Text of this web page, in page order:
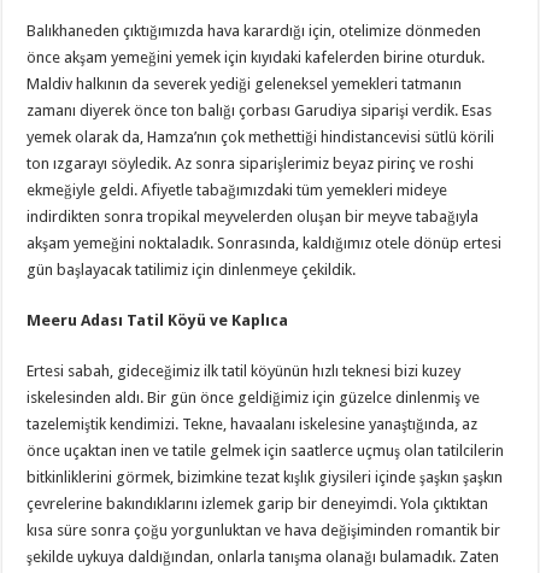
Balıkhaneden çıktığımızda hava karardığı için, otelimize dönmeden
önce akşam yemeğini yemek için kıyıdaki kafelerden birine oturduk.
Maldiv halkının da severek yediği geleneksel yemekleri tatmanın
zamanı diyerek önce ton balığı çorbası Garudiya siparişi verdik. Esas
yemek olarak da, Hamza’nın çok methettiği hindistancevisi sütlü körili
ton ızgarayı söyledik. Az sonra siparişlerimiz beyaz pirinç ve roshi
ekmeğiyle geldi. Afiyetle tabağımızdaki tüm yemekleri mideye
indirdikten sonra tropikal meyvelerden oluşan bir meyve tabağıyla
akşam yemeğini noktaladık. Sonrasında, kaldığımız otele dönüp ertesi
gün başlayacak tatilimiz için dinlenmeye çekildik.
Meeru Adası Tatil Köyü ve Kaplıca
Ertesi sabah, gideceğimiz ilk tatil köyünün hızlı teknesi bizi kuzey
iskelesinden aldı. Bir gün önce geldiğimiz için güzelce dinlenmiş ve
tazelemiştik kendimizi. Tekne, havaalanı iskelesine yanaştığında, az
önce uçaktan inen ve tatile gelmek için saatlerce uçmuş olan tatilcilerin
bitkinliklerini görmek, bizimkine tezat kışlık giysileri içinde şaşkın şaşkın
çevrelerine bakındıklarını izlemek garip bir deneyimdi. Yola çıktıktan
kısa süre sonra çoğu yorgunluktan ve hava değişiminden romantik bir
şekilde uykuya daldığından, onlarla tanışma olanağı bulamadık. Zaten